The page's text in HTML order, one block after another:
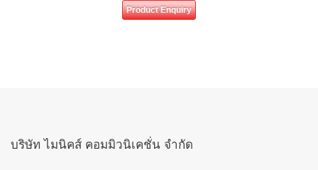
Product Enquiry
บริษัท ไมนิคส์ คอมมิวนิเคชั่น จำกัด